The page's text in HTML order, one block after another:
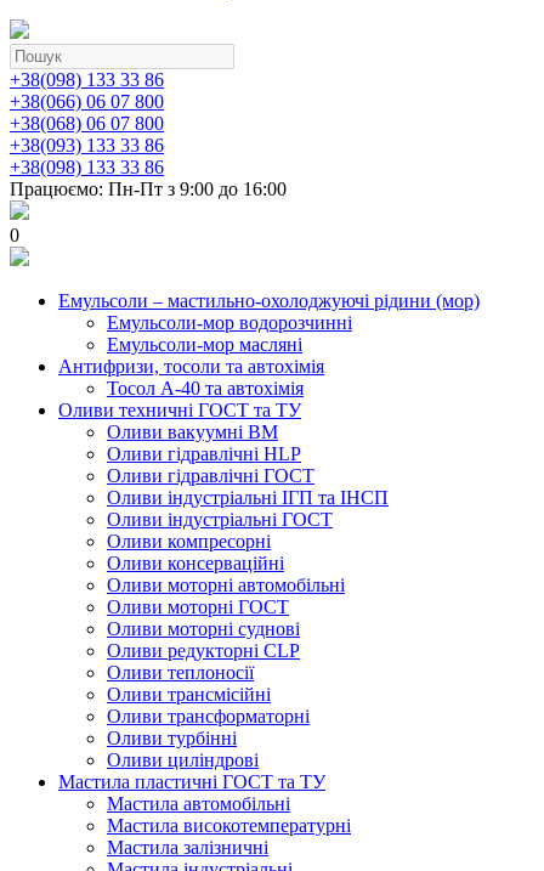
+38(098) 133 33 86
+38(066) 06 07 800
+38(068) 06 07 800
+38(093) 133 33 86
+38(098) 133 33 86
Працюємо: Пн-Пт з 9:00 до 16:00
0
Емульсоли – мастильно-охолоджуючі рідини (мор)
Емульсоли-мор водорозчинні
Емульсоли-мор масляні
Антифризи, тосоли та автохімія
Тосол А-40 та автохімія
Оливи техничні ГОСТ та ТУ
Оливи вакуумні ВМ
Оливи гідравлічні HLP
Оливи гідравлічні ГОСТ
Оливи індустріальні ІГП та ІНСП
Оливи індустріальні ГОСТ
Оливи компресорні
Оливи консерваційні
Оливи моторні автомобільні
Оливи моторні ГОСТ
Оливи моторні суднові
Оливи редукторні CLP
Оливи теплоносії
Оливи трансмісійні
Оливи трансформаторні
Оливи турбінні
Оливи циліндрові
Мастила пластичні ГОСТ та ТУ
Мастила автомобільні
Мастила високотемпературні
Мастила залізничні